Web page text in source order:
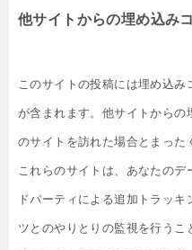
他サイトからの埋め込み
このサイトの投稿には埋め込
が含まれます。他サイトから
のサイトを訪れた場合とまった
これらのサイトは、あなたの
ドパーティによる追加トラッ
ツとのやりとりの監視を行う